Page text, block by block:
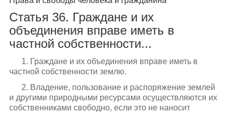
Статья 36. Граждане и их
объединения вправе иметь в
частной собственности...
1. Граждане и их объединения вправе иметь в
частной собственности землю.
2. Владение, пользование и распоряжение землей
и другими природными ресурсами осуществляются их
собственниками свободно, если это не наносит